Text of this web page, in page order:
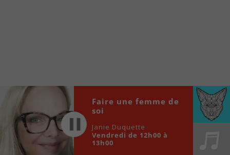
locale vous sont maintenant accessibles en un clic!
Player
00:00
Faire une femme de
soi
Janie Duquette
Vendredi de 12h00 à
13h00